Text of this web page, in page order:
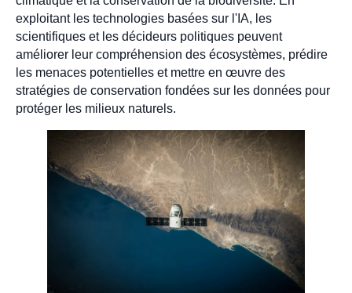
exploitant les technologies basées sur l'IA, les
scientifiques et les décideurs politiques peuvent
améliorer leur compréhension des écosystèmes, prédire
les menaces potentielles et mettre en œuvre des
stratégies de conservation fondées sur les données pour
protéger les milieux naturels.